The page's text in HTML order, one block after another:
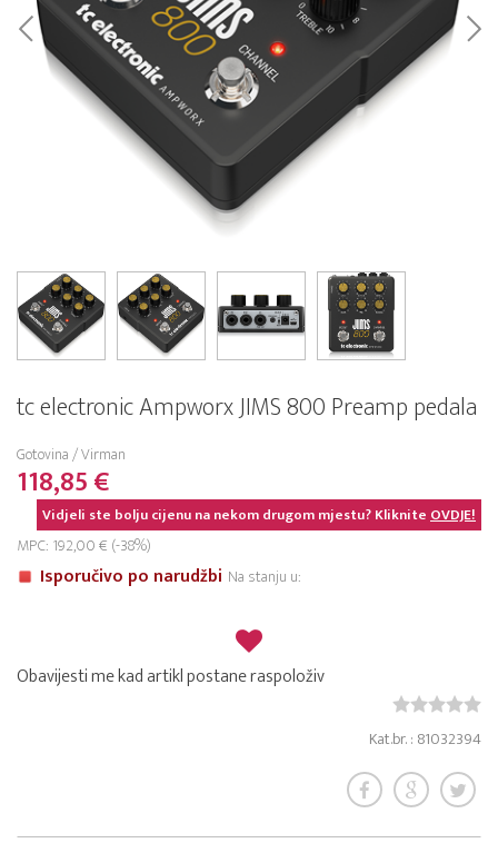
tc electronic Ampworx JIMS 800 Preamp pedala
Gotovina / Virman
118,85 €
Vidjeli ste bolju cijenu na nekom drugom mjestu? KlikniteOVDJE!
MPC: 192,00 € (-38%)
Isporučivo po narudžbi Na stanju u:
Obavijesti me kad artikl postane raspoloživ
Kat.br. : 81032394